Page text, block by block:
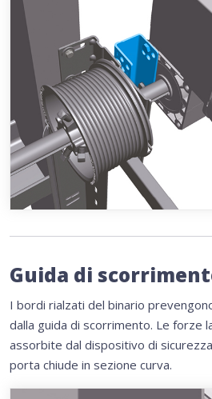
Guida di
I bordi rialzati del binario
dalla guida di scorrimento. Le forze
assorbite dal dispositivo di
porta chiude in sezione curva.